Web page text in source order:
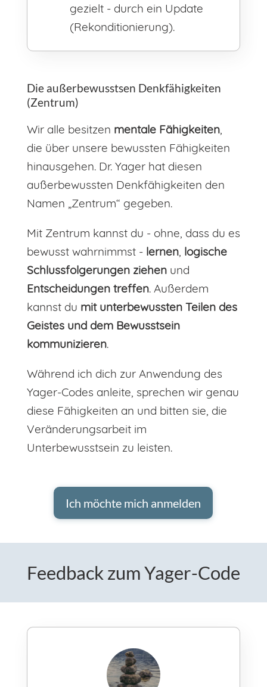
gezielt - durch ein Update
(Rekonditionierung).
Die außerbewusstsen Denkfähigkeiten
(Zentrum)
Wir alle besitzen mentale Fähigkeiten,
die über unsere bewussten Fähigkeiten
hinausgehen. Dr. Yager hat diesen
außerbewussten Denkfähigkeiten den
Namen „Zentrum“ gegeben.
Mit Zentrum kannst du - ohne, dass du es
bewusst wahrnimmst - lernen, logische
Schlussfolgerungen ziehen und
Entscheidungen treffen. Außerdem
kannst du mit unterbewussten Teilen des
Geistes und dem Bewusstsein
kommunizieren.
Während ich dich zur Anwendung des
Yager-Codes anleite, sprechen wir genau
diese Fähigkeiten an und bitten sie, die
Veränderungsarbeit im
Unterbewusstsein zu leisten.
Ich möchte mich anmelden
Feedback zum Yager-Code